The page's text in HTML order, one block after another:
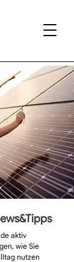
aktiv
wie Sie
nutzen